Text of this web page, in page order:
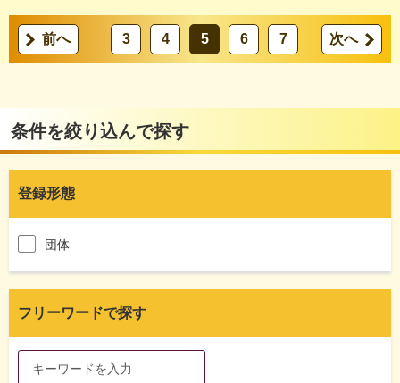
前へ 3 4 5 6 7 次へ
条件を絞り込んで探す
登録形態
団体
フリーワードで探す